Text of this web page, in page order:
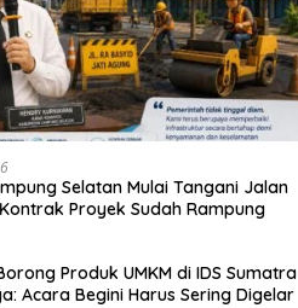
Selatan Mulai Tangani Jalan
Proyek Sudah Rampung
Produk UMKM di IDS Sumatra
Acara Begini Harus Sering Digelar